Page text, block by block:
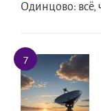
Одинцово: всё,